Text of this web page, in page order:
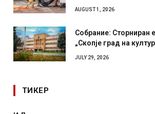
AUGUST 1, 2026
Собрание: Сторниран
„Скопје град на
JULY 29, 2026
ТИКЕР